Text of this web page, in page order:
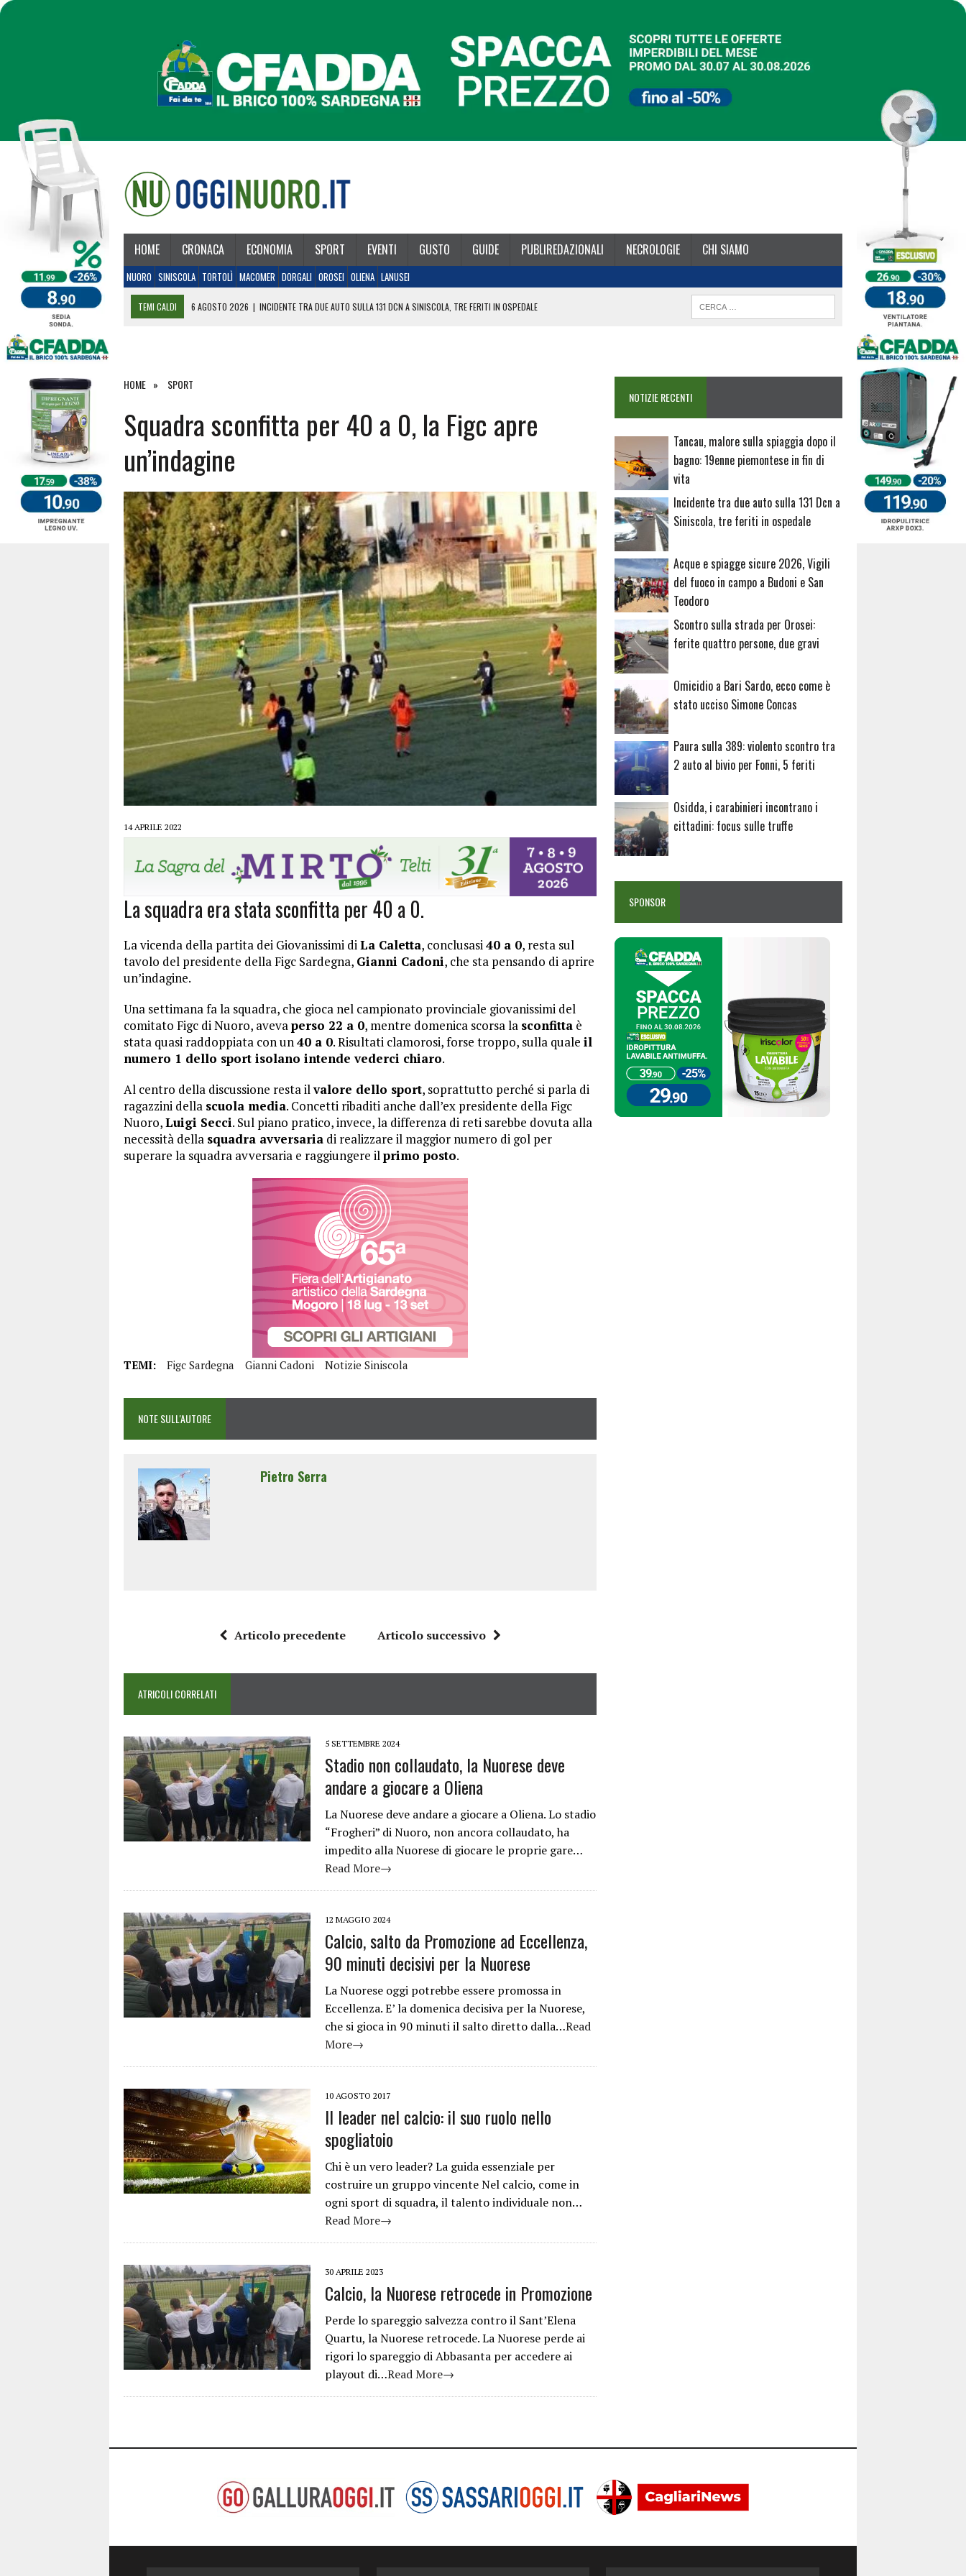
HOME CRONACA ECONOMIA SPORT EVENTI GUSTO GUIDE PUBLIREDAZIONALI NECROLOGIE CHI SIAMO
NUORO SINISCOLA TORTOLÌ MACOMER DORGALI OROSEI OLIENA LANUSEI
TEMI CALDI 6 AGOSTO 2026 | INCIDENTE TRA DUE AUTO SULLA 131 DCN A SINISCOLA, TRE FERITI IN OSPEDALE
27 LUGLIO 2026
HOME SPORT
Squadra sconfitta per 40 a 0, la Figc apre
un’indagine
14 APRILE 2022
La squadra era stata sconfitta per 40 a 0.
La vicenda della partita dei Giovanissimi diLa Caletta, conclusasi40 a 0, resta sul
tavolo del presidente della Figc Sardegna, Gianni Cadoni, che sta pensando di aprire
un’indagine.
Una settimana fa la squadra, che gioca nel campionato provinciale giovanissimi del
comitato Figc di Nuoro, avevaperso 22 a 0, mentre domenica scorsa la sconfitta è
stata quasi raddoppiata con un40 a 0. Risultati clamorosi, forse troppo, sulla quale il
numero 1 dello sport isolano intende vederci chiaro.
Al centro della discussione resta ilvalore dello sport, soprattutto perché si parla di
ragazzini della scuola media. Concetti ribaditi anche dall’ex presidente della Figc
Nuoro,Luigi Secci. Sul piano pratico, invece, la differenza di reti sarebbe dovuta alla
necessità della squadra avversaria di realizzare il maggior numero di gol per
superare la squadra avversaria e raggiungere ilprimo posto.
TEMI: Figc Sardegna Gianni Cadoni Notizie Siniscola
NOTE SULL'AUTORE
Pietro Serra
Articolo precedente Articolo successivo
ATRICOLI CORRELATI
5 SETTEMBRE 2024
Stadio non collaudato, la Nuorese deve
andare a giocare a Oliena
La Nuorese deve andare a giocare a Oliena. Lo stadio
“Frogheri” di Nuoro, non ancora collaudato, ha
impedito alla Nuorese di giocare le proprie gare…
Read More→
12 MAGGIO 2024
Calcio, salto da Promozione ad Eccellenza,
90 minuti decisivi per la Nuorese
La Nuorese oggi potrebbe essere promossa in
Eccellenza. E’ la domenica decisiva per la Nuorese,
che si gioca in 90 minuti il salto diretto dalla…Read
More→
10 AGOSTO 2017
Il leader nel calcio: il suo ruolo nello
spogliatoio
Chi è un vero leader? La guida essenziale per
costruire un gruppo vincente Nel calcio, come in
ogni sport di squadra, il talento individuale non…
Read More→
30 APRILE 2023
Calcio, la Nuorese retrocede in Promozione
Perde lo spareggio salvezza contro il Sant’Elena
Quartu, la Nuorese retrocede. La Nuorese perde ai
rigori lo spareggio di Abbasanta per accedere ai
playout di…Read More→
NOTIZIE RECENTI
Tancau, malore sulla spiaggia dopo il
bagno: 19enne piemontese in fin di
vita
Incidente tra due auto sulla 131 Dcn a
Siniscola, tre feriti in ospedale
Acque e spiagge sicure 2026, Vigili
del fuoco in campo a Budoni e San
Teodoro
Scontro sulla strada per Orosei:
ferite quattro persone, due gravi
Omicidio a Bari Sardo, ecco come è
stato ucciso Simone Concas
Paura sulla 389: violento scontro tra
2 auto al bivio per Fonni, 5 feriti
Osidda, i carabinieri incontrano i
cittadini: focus sulle truffe
SPONSOR